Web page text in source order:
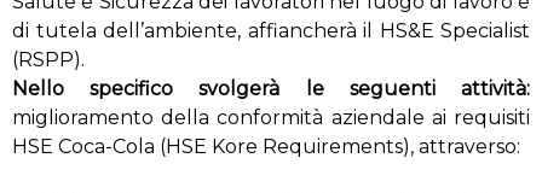
di tutela dell’ambiente, affiancherà il HS&E Specialist
(RSPP).
Nello specifico svolgerà le seguenti attività:
miglioramento della conformità aziendale ai requisiti
HSE Coca-Cola (HSE Kore Requirements), attraverso: